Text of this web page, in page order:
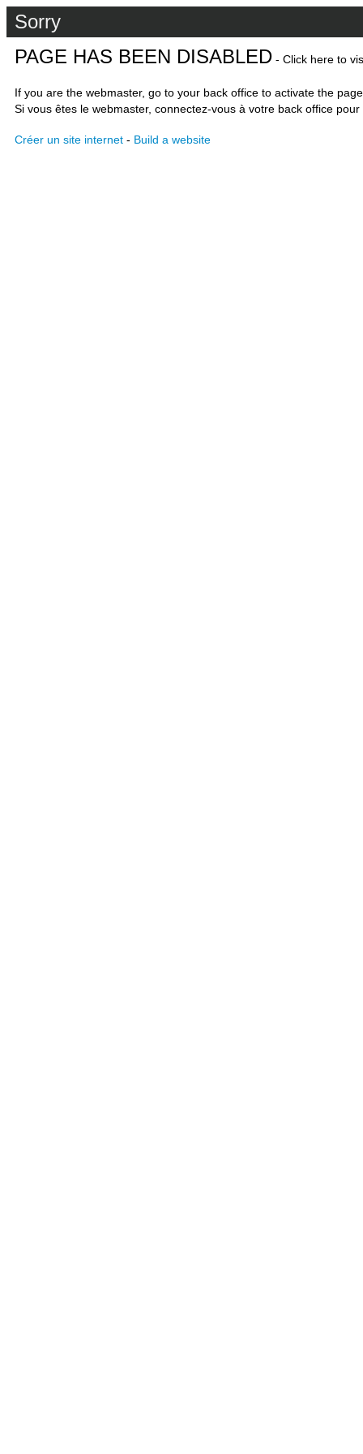
Sorry
PAGE HAS BEEN DISABLED - Click here to
If you are the webmaster, go to your back office to activate the
Si vous êtes le webmaster, connectez-vous à votre back office
Créer un site internet - Build a website